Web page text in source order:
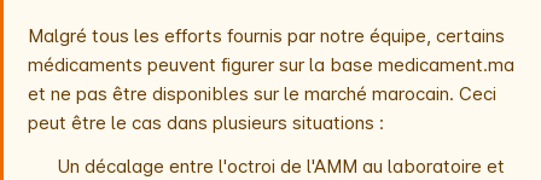
Malgré tous les efforts fournis par notre équipe, certains
médicaments peuvent figurer sur la base medicament.ma
et ne pas être disponibles sur le marché marocain. Ceci
peut être le cas dans plusieurs situations :
Un décalage entre l'octroi de l'AMM au laboratoire et